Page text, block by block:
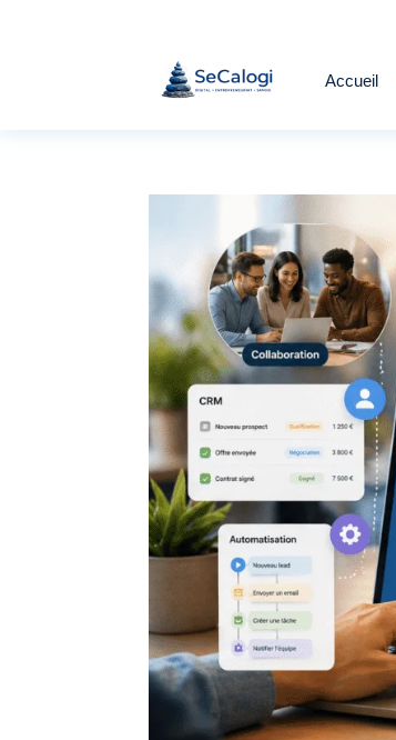
Accueil